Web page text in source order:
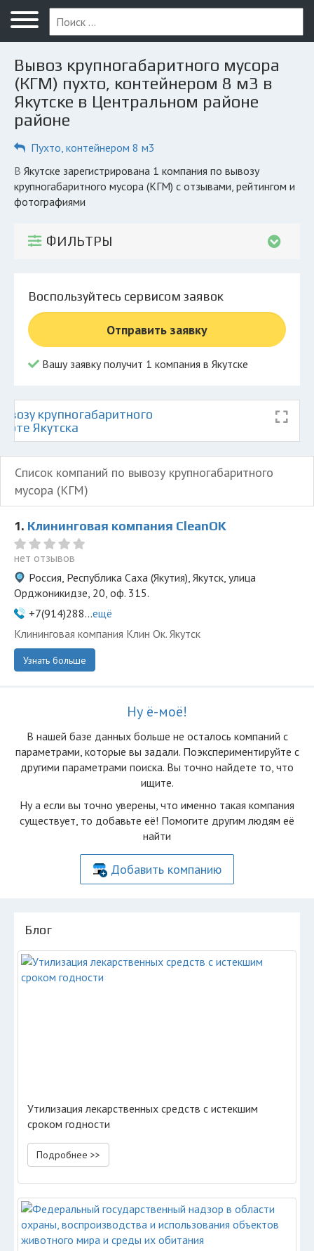
Меню
Главная
Вопрос юристу
Якутск
ПОЛЬЗОВАТЕЛЯМ
Компании
Экоблог
КОМПАНИЯМ
Вывоз крупногабаритного мусора
(КГМ) пухто, контейнером 8 м3 в
Якутске в Центральном районе
районе
Пухто, контейнером 8 м3
в Якутске зарегистрирована 1 компания по вывозу
крупногабаритного мусора (КГМ) с отзывами, рейтингом и
фотографиями
ФИЛЬТРЫ
Воспользуйтесь сервисом заявок
Отправить заявку
Вашу заявку получит 1 компания в Якутске
крупногабаритного
Якутска
Список компаний по вывозу крупногабаритного
мусора (КГМ)
1. Клининговая компания СleanOK
нет отзывов
Россия, Республика Саха (Якутия), Якутск, улица
Орджоникидзе, 20, оф. 315.
+7(914)288...ещё
Клининговая компания Клин Ок. Якутск
Узнать больше
Ну ё-моё!
В нашей базе данных больше не осталоcь компаний с
параметрами, которые вы задали. Поэкспериментируйте с
другими параметрами поиска. Вы точно найдете то, что
ищите.
Ну а если вы точно уверены, что именно такая компания
существует, то добавьте её! Помогите другим людям её
найти
Добавить компанию
Блог
Утилизация лекарственных средств с истекшим
сроком годности
Подробнее >>